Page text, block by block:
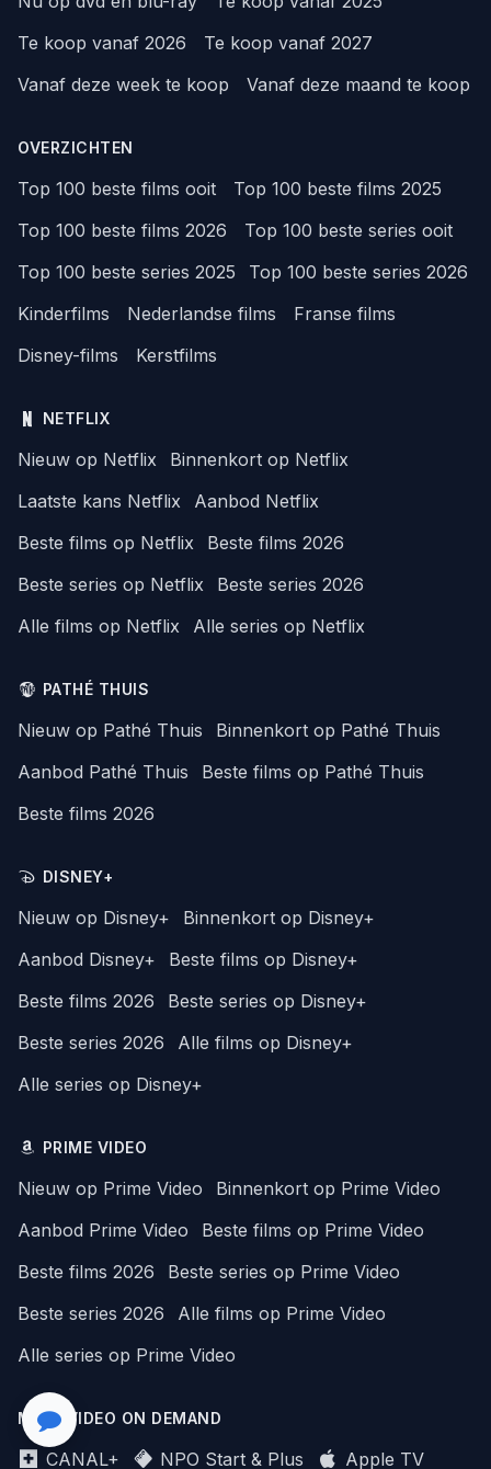
Te koop vanaf 2026
Te koop vanaf 2027
Vanaf deze week te koop
Vanaf deze maand te koop
OVERZICHTEN
Top 100 beste films ooit
Top 100 beste films 2025
Top 100 beste films 2026
Top 100 beste series ooit
Top 100 beste series 2025
Top 100 beste series 2026
Kinderfilms
Nederlandse films
Franse films
Disney-films
Kerstfilms
NETFLIX
Nieuw op Netflix
Binnenkort op Netflix
Laatste kans Netflix
Aanbod Netflix
Beste films op Netflix
Beste films 2026
Beste series op Netflix
Beste series 2026
Alle films op Netflix
Alle series op Netflix
PATHÉ THUIS
Nieuw op Pathé Thuis
Binnenkort op Pathé Thuis
Aanbod Pathé Thuis
Beste films op Pathé Thuis
Beste films 2026
DISNEY+
Nieuw op Disney+
Binnenkort op Disney+
Aanbod Disney+
Beste films op Disney+
Beste films 2026
Beste series op Disney+
Beste series 2026
Alle films op Disney+
Alle series op Disney+
PRIME VIDEO
Nieuw op Prime Video
Binnenkort op Prime Video
Aanbod Prime Video
Beste films op Prime Video
Beste films 2026
Beste series op Prime Video
Beste series 2026
Alle films op Prime Video
Alle series op Prime Video
MEER VIDEO ON DEMAND
CANAL+ NPO Start & Plus Apple TV